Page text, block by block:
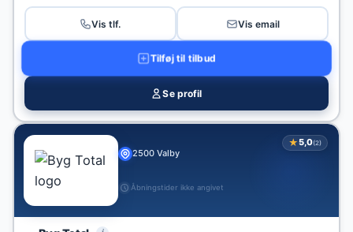
Vis tlf. Vis email
Tilføj til tilbud
Se profil
2500 Valby
Åbningstider ikke angivet
★5,0(2)